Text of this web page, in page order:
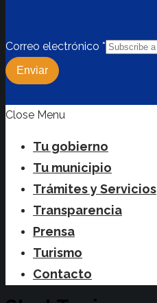
Correo electrónico *
Enviar
Close Menu
Tu gobierno
Tu municipio
Trámites y Servicios
Transparencia
Prensa
Turismo
Contacto